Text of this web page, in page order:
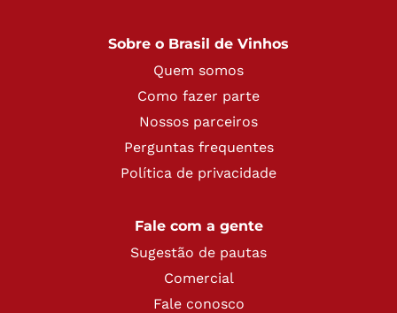
Sobre o Brasil de Vinhos
Quem somos
Como fazer parte
Nossos parceiros
Perguntas frequentes
Política de privacidade
Fale com a gente
Sugestão de pautas
Comercial
Fale conosco